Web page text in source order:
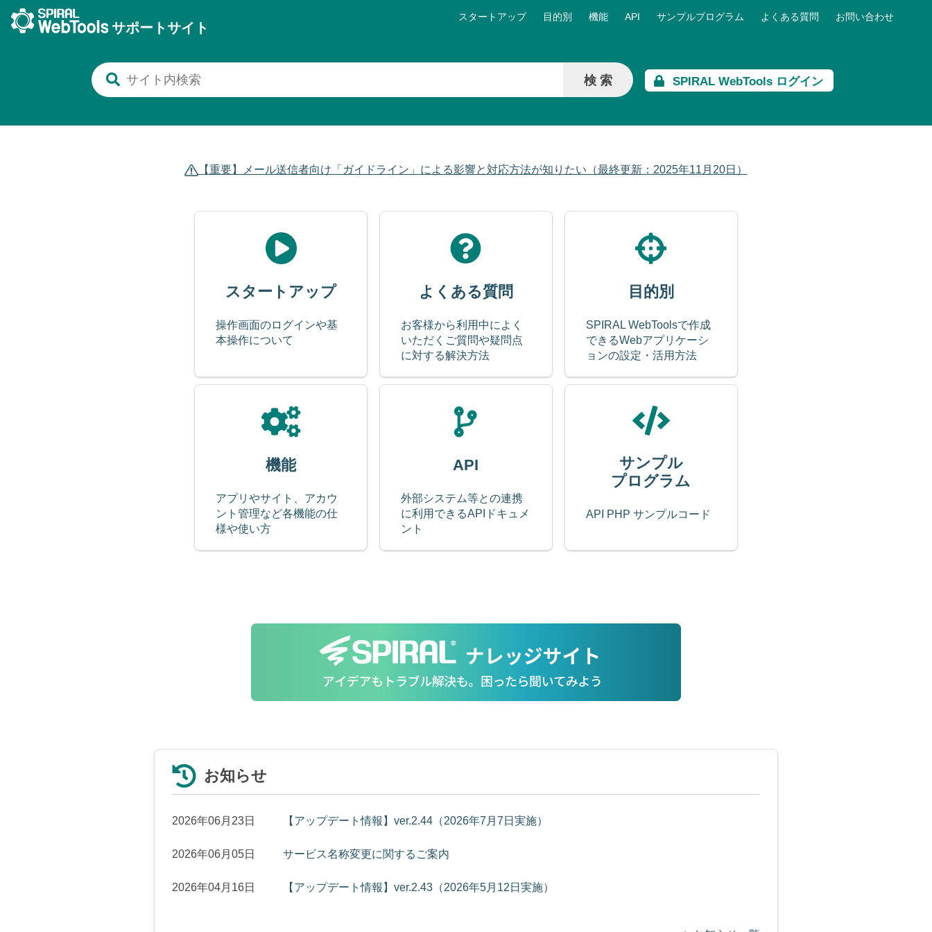
サポートサイト
スタートアップ 目的別 機能 API サンプルプログラム よくある質問 お問い合わせ
SPIRAL WebTools ログイン
【重要】メール送信者向け「ガイドライン」による影響と対応方法が知りたい（最終更新：2025年11月20日）
スタートアップ
操作画面のログインや基
本操作について
よくある質問
お客様から利⽤中によく
いただくご質問や疑問点
に対する解決方法
目的別
SPIRAL WebToolsで作成
できるWebアプリケーシ
ョンの設定・活用方法
機能
アプリやサイト、アカウ
ント管理など各機能の仕
様や使い方
API
外部システム等との連携
に利⽤できるAPIドキュメ
ント
サンプル
プログラム
API PHP サンプルコード
お知らせ
2026年06月23日 【アップデート情報】ver.2.44（2026年7月7日実施）
2026年06月05日 サービス名称変更に関するご案内
2026年04月16日 【アップデート情報】ver.2.43（2026年5月12日実施）